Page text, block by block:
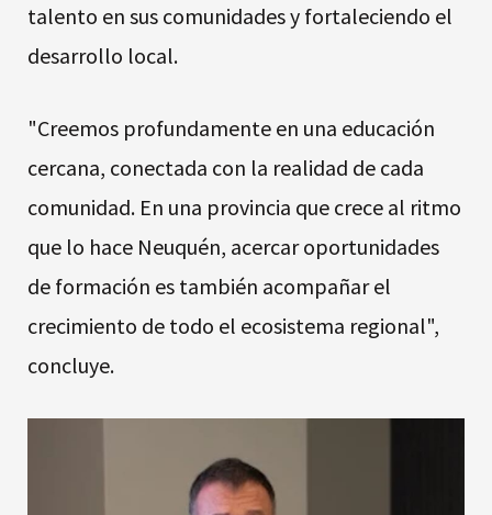
talento en sus comunidades y fortaleciendo el
desarrollo local.
"Creemos profundamente en una educación
cercana, conectada con la realidad de cada
comunidad. En una provincia que crece al ritmo
que lo hace Neuquén, acercar oportunidades
de formación es también acompañar el
crecimiento de todo el ecosistema regional",
concluye.